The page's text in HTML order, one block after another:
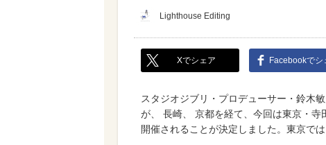
Lighthouse Editing
Xでシェア Facebookでシ
スタジオジブリ・プロデューサー・鈴木
が、 長崎、 京都を経て、今回は東京・
開催されることが決定しました。東京で